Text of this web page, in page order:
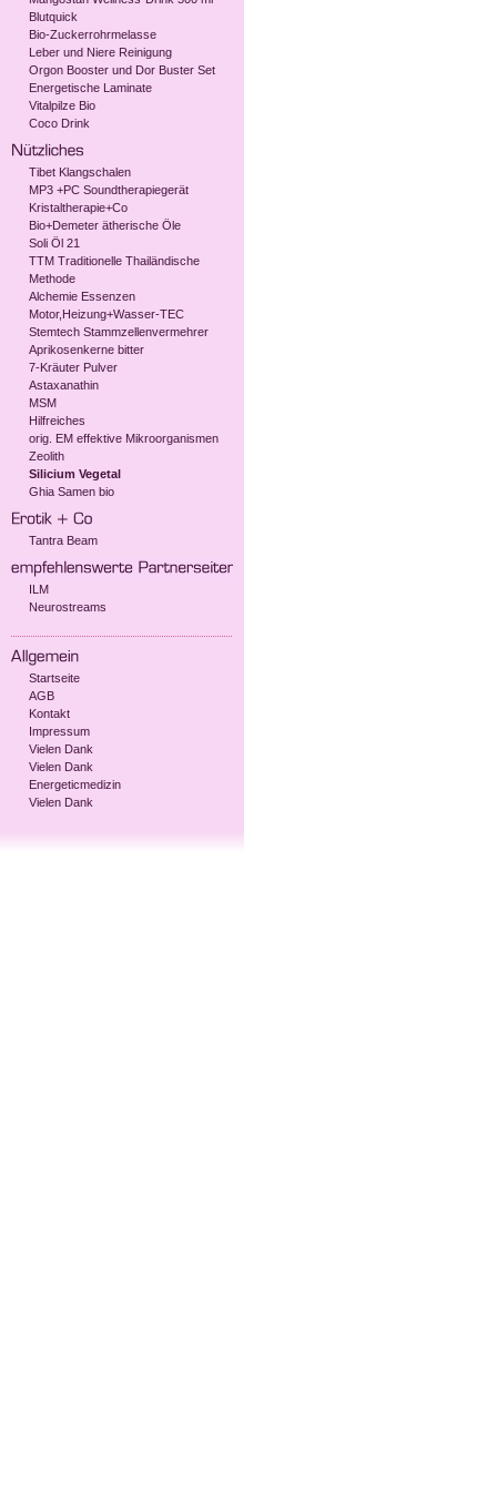
Blutquick
Bio-Zuckerrohrmelasse
Leber und Niere Reinigung
Orgon Booster und Dor Buster Set
Energetische Laminate
Vitalpilze Bio
Coco Drink
Tibet Klangschalen
MP3 +PC Soundtherapiegerät
Kristaltherapie+Co
Bio+Demeter ätherische Öle
Soli Öl 21
TTM Traditionelle Thailändische
Methode
Alchemie Essenzen
Motor,Heizung+Wasser-TEC
Stemtech Stammzellenvermehrer
Aprikosenkerne bitter
7-Kräuter Pulver
Astaxanathin
MSM
Hilfreiches
orig. EM effektive Mikroorganismen
Zeolith
Silicium Vegetal
Ghia Samen bio
Tantra Beam
ILM
Neurostreams
Startseite
AGB
Kontakt
Impressum
Vielen Dank
Vielen Dank
Energeticmedizin
Vielen Dank